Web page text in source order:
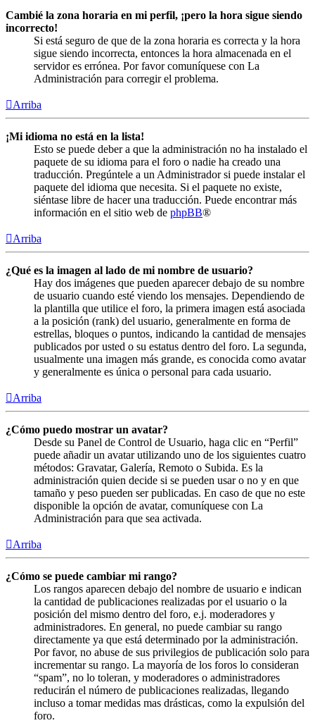
Cambié la zona horaria en mi perfil, ¡pero la hora sigue siendo
incorrecto!
Si está seguro de que de la zona horaria es correcta y la hora
sigue siendo incorrecta, entonces la hora almacenada en el
servidor es errónea. Por favor comuníquese con La
Administración para corregir el problema.
Arriba
¡Mi idioma no está en la lista!
Esto se puede deber a que la administración no ha instalado el
paquete de su idioma para el foro o nadie ha creado una
traducción. Pregúntele a un Administrador si puede instalar el
paquete del idioma que necesita. Si el paquete no existe,
siéntase libre de hacer una traducción. Puede encontrar más
información en el sitio web de phpBB®
Arriba
¿Qué es la imagen al lado de mi nombre de usuario?
Hay dos imágenes que pueden aparecer debajo de su nombre
de usuario cuando esté viendo los mensajes. Dependiendo de
la plantilla que utilice el foro, la primera imagen está asociada
a la posición (rank) del usuario, generalmente en forma de
estrellas, bloques o puntos, indicando la cantidad de mensajes
publicados por usted o su estatus dentro del foro. La segunda,
usualmente una imagen más grande, es conocida como avatar
y generalmente es única o personal para cada usuario.
Arriba
¿Cómo puedo mostrar un avatar?
Desde su Panel de Control de Usuario, haga clic en “Perfil”
puede añadir un avatar utilizando uno de los siguientes cuatro
métodos: Gravatar, Galería, Remoto o Subida. Es la
administración quien decide si se pueden usar o no y en que
tamaño y peso pueden ser publicadas. En caso de que no este
disponible la opción de avatar, comuníquese con La
Administración para que sea activada.
Arriba
¿Cómo se puede cambiar mi rango?
Los rangos aparecen debajo del nombre de usuario e indican
la cantidad de publicaciones realizadas por el usuario o la
posición del mismo dentro del foro, e.j. moderadores y
administradores. En general, no puede cambiar su rango
directamente ya que está determinado por la administración.
Por favor, no abuse de sus privilegios de publicación solo para
incrementar su rango. La mayoría de los foros lo consideran
“spam”, no lo toleran, y moderadores o administradores
reducirán el número de publicaciones realizadas, llegando
incluso a tomar medidas mas drásticas, como la expulsión del
foro.